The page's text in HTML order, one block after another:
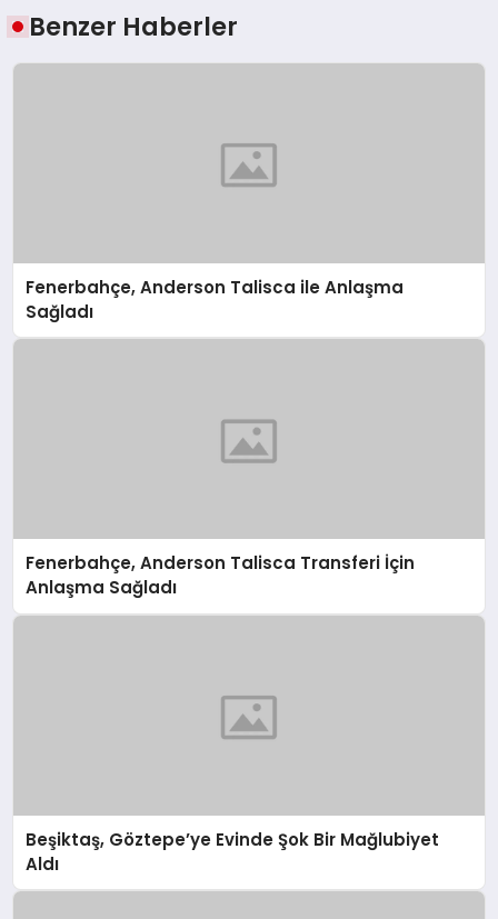
Benzer Haberler
Fenerbahçe, Anderson Talisca ile Anlaşma
Sağladı
Fenerbahçe, Anderson Talisca Transferi İçin
Anlaşma Sağladı
Beşiktaş, Göztepe’ye Evinde Şok Bir Mağlubiyet
Aldı